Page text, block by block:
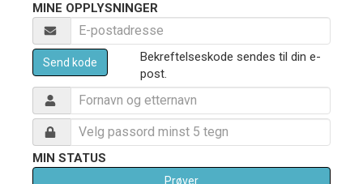
MINE OPPLYSNINGER
Send kode
Bekreftelseskode sendes til din e-
post.
MIN STATUS
Prøver